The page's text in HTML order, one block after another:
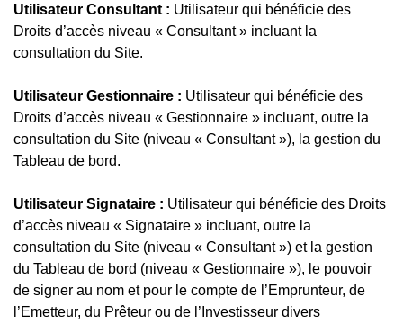
Utilisateur Consultant : Utilisateur qui bénéficie des
Droits d’accès niveau « Consultant » incluant la
consultation du Site.
Utilisateur Gestionnaire : Utilisateur qui bénéficie des
Droits d’accès niveau « Gestionnaire » incluant, outre la
consultation du Site (niveau « Consultant »), la gestion du
Tableau de bord.
Utilisateur Signataire : Utilisateur qui bénéficie des Droits
d’accès niveau « Signataire » incluant, outre la
consultation du Site (niveau « Consultant ») et la gestion
du Tableau de bord (niveau « Gestionnaire »), le pouvoir
de signer au nom et pour le compte de l’Emprunteur, de
l’Emetteur, du Prêteur ou de l’Investisseur divers